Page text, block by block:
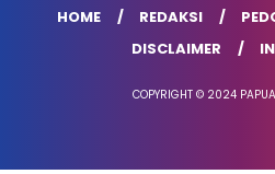
HOME REDAKSI
DISCLAIMER
COPYRIGHT © 2024